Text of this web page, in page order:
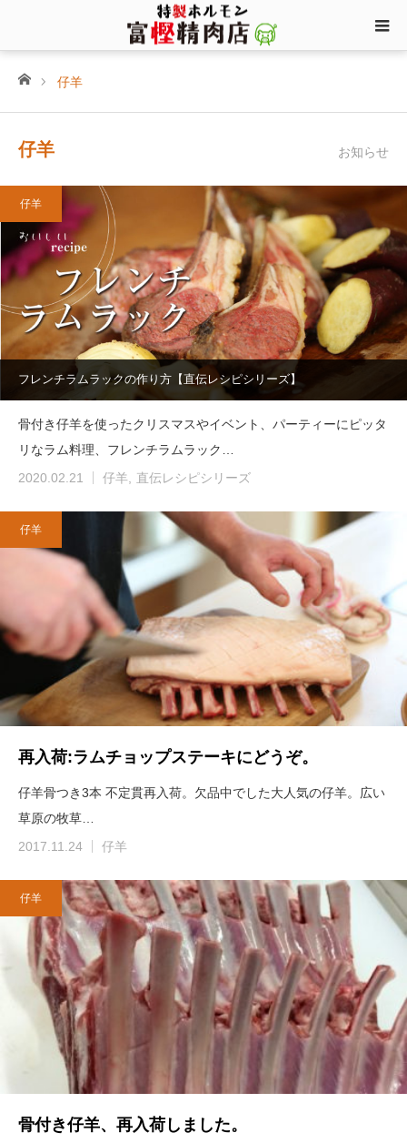
ホーム仔羊
仔羊 お知らせ
仔羊
フレンチラムラックの作り方【直伝レシピシリーズ】
骨付き仔羊を使ったクリスマスやイベント、パーティーにピッタ
リなラム料理、フレンチラムラック…
2020.02.21
仔羊 直伝レシピシリーズ
仔羊
再入荷:ラムチョップステーキにどうぞ。
仔羊骨つき3本 不定貫再入荷。欠品中でした大人気の仔羊。広い
草原の牧草…
2017.11.24
仔羊
仔羊
骨付き仔羊、再入荷しました。